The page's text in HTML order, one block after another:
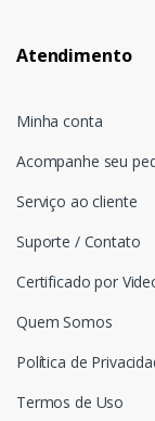
Atendimento
Minha conta
Acompanhe seu
Serviço ao cliente
Suporte / Contato
Certificado por
Quem Somos
Política de
Termos de Uso